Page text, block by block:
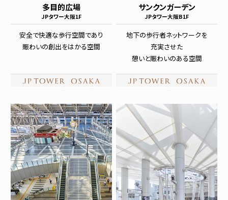
多目的広場
JPタワー大阪1F
安全で快適な歩行空間であり
賑わいの創出をはかる空間
サンクンガーデン
JPタワー大阪B1F
地下の歩行者ネットワークを
充実させた
憩いと賑わいのある空間